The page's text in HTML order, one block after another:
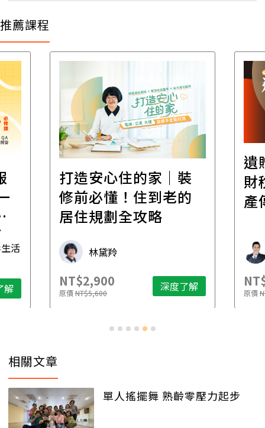
推薦課程
活
解
打造安心住的家｜裝
修前必懂！住到老的
居住規劃全攻略
林黛羚
NT$2,900
原價NT$5,600 深度了解
遺
財
產
原價
相關文章
單人搖擺舞 熟齡零壓力起步